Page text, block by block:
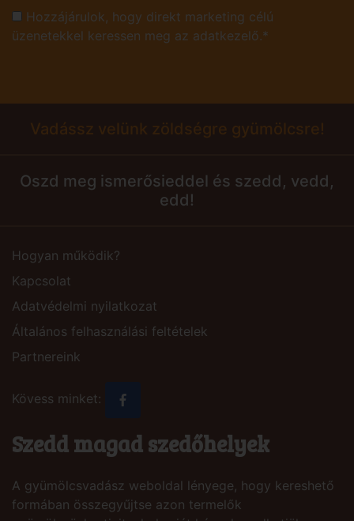
Hozzájárulok, hogy direkt marketing célú
üzenetekkel keressen meg az adatkezelő.*
Vadássz velünk zöldségre gyümölcsre!
Oszd meg ismerősieddel és szedd, vedd,
edd!
Hogyan működik?
Kapcsolat
Adatvédelmi nyilatkozat
Általános felhasználási feltételek
Partnereink
Kövess minket:
Szedd magad szedőhelyek
A gyümölcsvadász weboldal lényege, hogy kereshető
formában összegyűjtse azon termelők